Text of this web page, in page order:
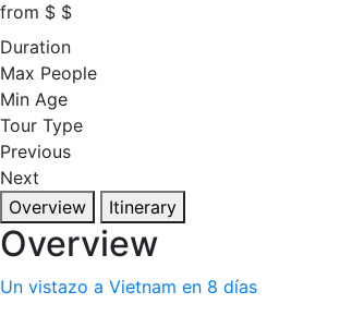
from $ $
Duration
Max People
Min Age
Tour Type
Previous
Next
Overview
Itinerary
Overview
Un vistazo a Vietnam en 8 días